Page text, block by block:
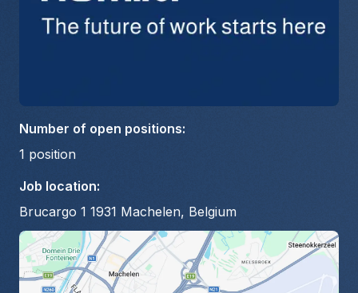
Number of open positions:
1 position
Job location:
Brucargo 1 1931 Machelen, Belgium